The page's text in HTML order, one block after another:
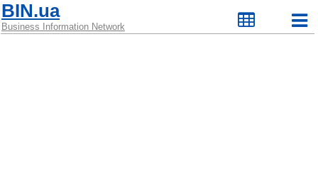
BIN.ua
Business Information Network